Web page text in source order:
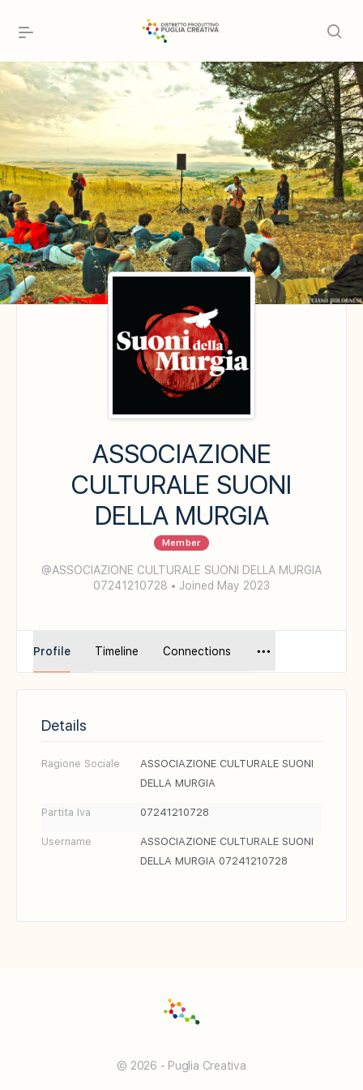
ASSOCIAZIONE
CULTURALE SUONI
DELLA MURGIA
Member
@ASSOCIAZIONE CULTURALE SUONI DELLA MURGIA
07241210728 • Joined May 2023
Profile Timeline Connections
Details
Ragione Sociale
ASSOCIAZIONE CULTURALE SUONI
DELLA MURGIA
Partita Iva 07241210728
Username
ASSOCIAZIONE CULTURALE SUONI
DELLA MURGIA 07241210728
© 2026 - Puglia Creativa